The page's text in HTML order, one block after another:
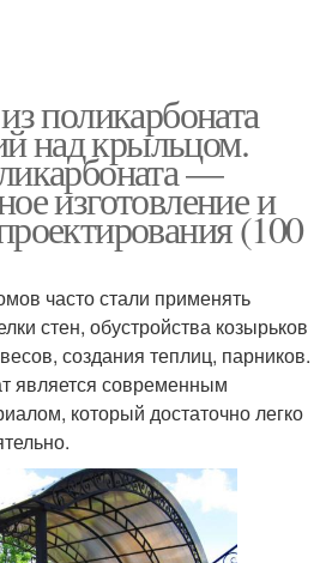
поликарбоната
над крыльцом.
—
изготовление и
(100
часто стали применять
стен, обустройства козырьков
создания теплиц, парников.
является современным
который достаточно легко